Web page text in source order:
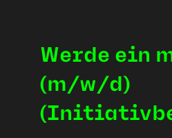
Stellenbezeichnung
Werde ein
(m/w/d)
Drücken
Sie
die
Leertaste,
um
die